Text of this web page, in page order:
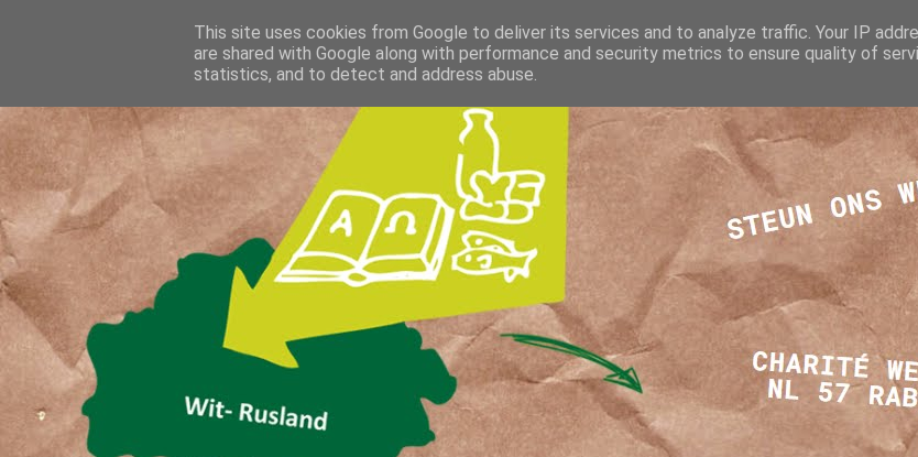
This site uses cookies from Google to deliver its services and to analyze traffic. Your IP
are shared with Google along with performance and security metrics to ensure quality of
statistics, and to detect and address abuse.